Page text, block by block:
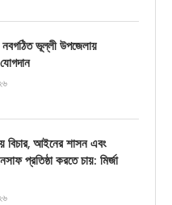
নবগঠিত ভূল্লী উপজেলায়
বিচার, আইনের শাসন এবং
প্রতিষ্ঠা করতে চায়: মির্জা